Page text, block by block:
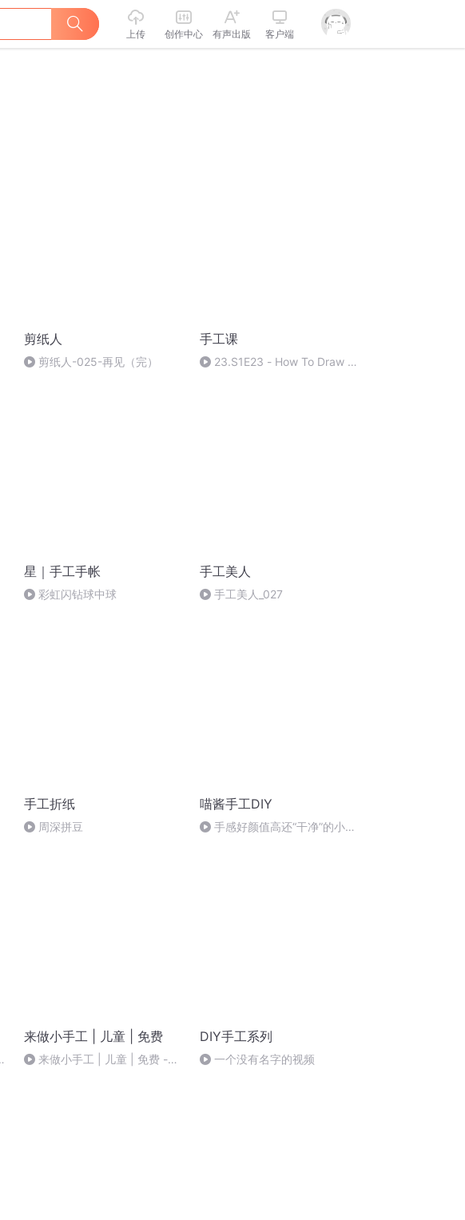
上传 创作中心 有声出版 客户端
剪纸人
剪纸人-025-再见（完）
手工课
23.S1E23 - How To Draw A
星｜手工手帐
彩虹闪钻球中球
手工美人
手工美人_027
手工折纸
周深拼豆
喵酱手工DIY
手感好颜值高还“干净”的小店
来做小手工 | 儿童 | 免费
来做小手工 | 儿童 | 免费 -
DIY手工系列
一个没有名字的视频